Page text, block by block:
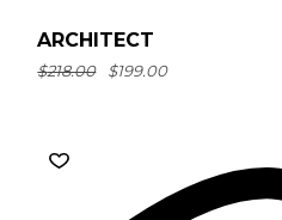
ARCHITECT
$218.00 $199.00